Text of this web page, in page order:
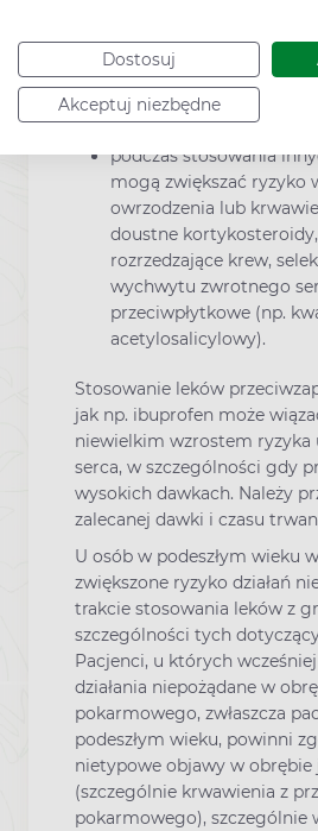
Dostosuj
Akceptuj niezbędne
przypadku
przeszłości astmy,
polipów nosa lub chorób
gdyż możliwe jest
podczas stosowania
mogą zwiększać ryzyko
owrzodzenia lub
doustne
rozrzedzające krew,
wychwytu zwrotnego
przeciwpłytkowe (np.
acetylosalicylowy).
Stosowanie leków
jak np. ibuprofen może
niewielkim wzrostem ryzyka
serca, w szczególności gdy
wysokich dawkach. Należy
zalecanej dawki i czasu
U osób w podeszłym wieku
zwiększone ryzyko działań
trakcie stosowania leków z
szczególności tych
Pacjenci, u których
działania niepożądane w
pokarmowego, zwłaszcza
podeszłym wieku, powinni
nietypowe objawy w obrębie
(szczególnie krwawienia z
pokarmowego), szczególnie